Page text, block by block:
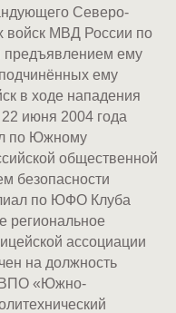
Северо-
войск МВД России по
предъявлением ему
ему
в ходе нападения
июня 2004 года
по Южному
общественной
безопасности
по ЮФО Клуба
региональное
ассоциации
на должность
ВПО «Южно-